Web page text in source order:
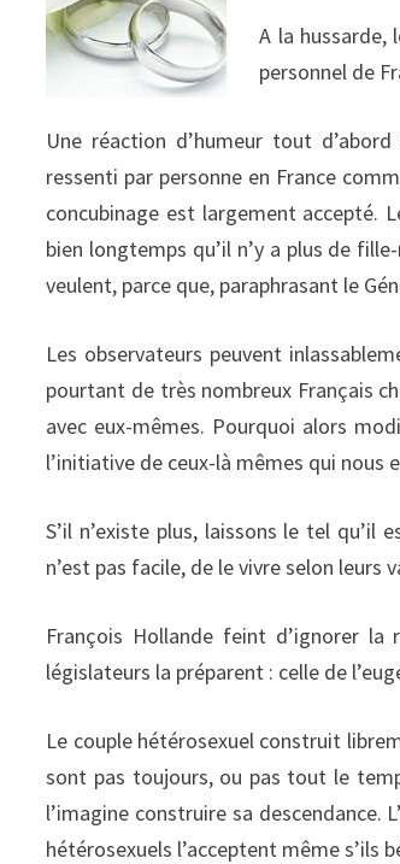
A la hussarde,
personnel de
Une réaction d’humeur tout
ressenti par personne en France
concubinage est largement accepté.
bien longtemps qu’il n’y a plus de
veulent, parce que, paraphrasant le
Les observateurs peuvent
pourtant de très nombreux Français
avec eux-mêmes. Pourquoi alors
l’initiative de ceux-là mêmes qui nous
S’il n’existe plus, laissons le tel
n’est pas facile, de le vivre selon leurs
François Hollande feint d’ignorer
législateurs la préparent : celle de
Le couple hétérosexuel construit
sont pas toujours, ou pas tout le
l’imagine construire sa descendance.
hétérosexuels l’acceptent même s’ils